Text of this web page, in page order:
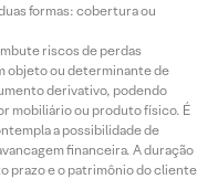
formas: cobertura ou
riscos de perdas
objeto ou determinante de
derivativo, podendo
mobiliário ou produto físico. É
a possibilidade de
financeira. A duração
prazo e o patrimônio do cliente